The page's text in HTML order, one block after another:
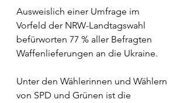
Ausweislich einer Umfrage im
Vorfeld der NRW-Landtagswahl
befürworten 77 % aller Befragten
Waffenlieferungen an die Ukraine.
Unter den Wählerinnen und Wählern
von SPD und Grünen ist die